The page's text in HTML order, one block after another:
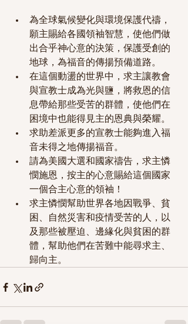
為全球氣候變化與環境保護代禱，
願主賜給各國領袖智慧，使他們做
出合乎神心意的決策，保護受創的
地球，為福音的傳揚預備道路。
在這個動盪的世界中，求主讓教會
與宣教士成為光與鹽，將救恩的信
息帶給那些受苦的群體，使他們在
困境中也能得見主的恩典與榮耀。
求助差派更多的宣教士能夠進入福
音未得之地傳揚福音。
請為美國大選和國家禱告，求主憐
憫施恩，按主的心意賜給這個國家
一個合主心意的領袖！
求主憐憫幫助世界各地因戰爭、貧
困、自然災害和疫情受苦的人，以
及那些被壓迫、邊緣化與貧困的群
體，幫助他們在苦難中能尋求主、
歸向主。